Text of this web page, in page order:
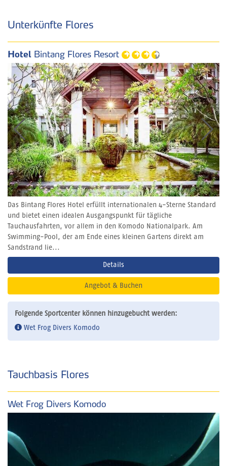
Unterkünfte Flores
Hotel Bintang Flores Resort
Das Bintang Flores Hotel erfüllt internationalen 4-Sterne Standard
und bietet einen idealen Ausgangspunkt für tägliche
Tauchausfahrten, vor allem in den Komodo Nationalpark. Am
Swimming-Pool, der am Ende eines kleinen Gartens direkt am
Sandstrand lie...
Details
Angebot & Buchen
Folgende Sportcenter können hinzugebucht werden:
Wet Frog Divers Komodo
Tauchbasis Flores
Wet Frog Divers Komodo